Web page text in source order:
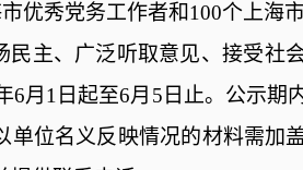
优秀党务工作者和100个上海
民主、广泛听取意见、接受社
6月1日起至6月5日止。公示期
单位名义反映情况的材料需加